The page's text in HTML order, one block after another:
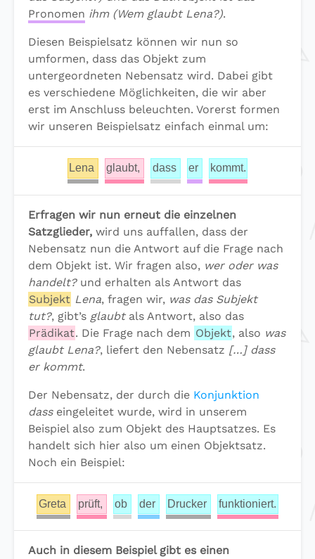
Pronomen ihm (Wem glaubt Lena?).
Diesen Beispielsatz können wir nun so
umformen, dass das Objekt zum
untergeordneten Nebensatz wird. Dabei gibt
es verschiedene Möglichkeiten, die wir aber
erst im Anschluss beleuchten. Vorerst formen
wir unseren Beispielsatz einfach einmal um:
Lena glaubt, dass er kommt.
Erfragen wir nun erneut die einzelnen
Satzglieder, wird uns auffallen, dass der
Nebensatz nun die Antwort auf die Frage nach
dem Objekt ist. Wir fragen also, wer oder was
handelt?und erhalten als Antwort das
Subjekt Lena, fragen wir, was das Subjekt
tut?, gibt’s glaubtals Antwort, also das
Prädikat. Die Frage nach dem Objekt, also was
glaubt Lena?, liefert den Nebensatz […] dass
er kommt.
Der Nebensatz, der durch die Konjunktion
dasseingeleitet wurde, wird in unserem
Beispiel also zum Objekt des Hauptsatzes. Es
handelt sich hier also um einen Objektsatz.
Noch ein Beispiel:
Greta prüft, ob der Drucker funktioniert.
Auch in diesem Beispiel gibt es einen